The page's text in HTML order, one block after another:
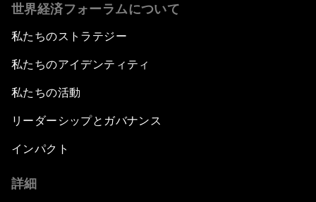
世界経済フォーラムについて
私たちのストラテジー
私たちのアイデンティティ
私たちの活動
リーダーシップとガバナンス
インパクト
詳細